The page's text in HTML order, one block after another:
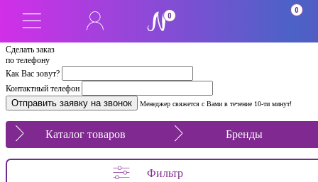
Сделать заказ
по телефону
Как Вас зовут?
Контактный телефон
Менеджер свяжется с Вами в течение 10-ти минут!
0
0
Каталог товаров Бренды
Фильтр